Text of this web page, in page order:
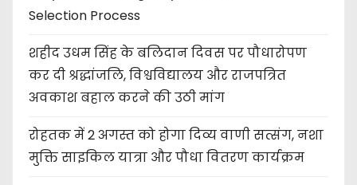
Selection Process
शहीद उधम सिंह के बलिदान दिवस पर पौधारोपण
कर दी श्रद्धांजलि, विश्वविद्यालय और राजपत्रित
अवकाश बहाल करने की उठी मांग
रोहतक में 2 अगस्त को होगा दिव्य वाणी सत्संग, नशा
मुक्ति साइकिल यात्रा और पौधा वितरण कार्यक्रम